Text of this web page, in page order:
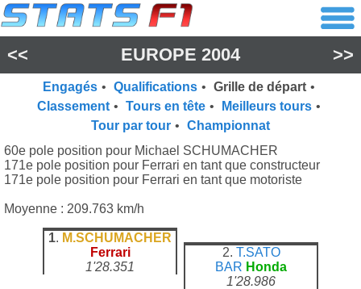
<< EUROPE 2004 >>
Engagés • Qualifications • Grille de départ •
Classement • Tours en tête • Meilleurs tours •
Tour par tour • Championnat
60e pole position pour Michael SCHUMACHER
171e pole position pour Ferrari en tant que constructeur
171e pole position pour Ferrari en tant que motoriste
Moyenne : 209.763 km/h
1. M.SCHUMACHER
Ferrari
1'28.351
2. T.SATO
BAR Honda
1'28.986